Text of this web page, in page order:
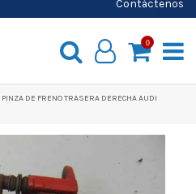
Contáctenos
0
PINZA DE FRENO TRASERA DERECHA AUDI